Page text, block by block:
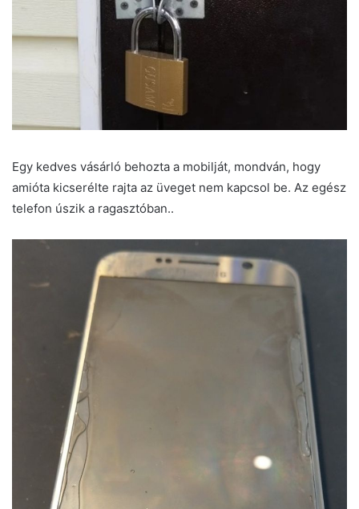
Egy kedves vásárló behozta a mobilját, mondván, hogy
amióta kicserélte rajta az üveget nem kapcsol be. Az egész
telefon úszik a ragasztóban..